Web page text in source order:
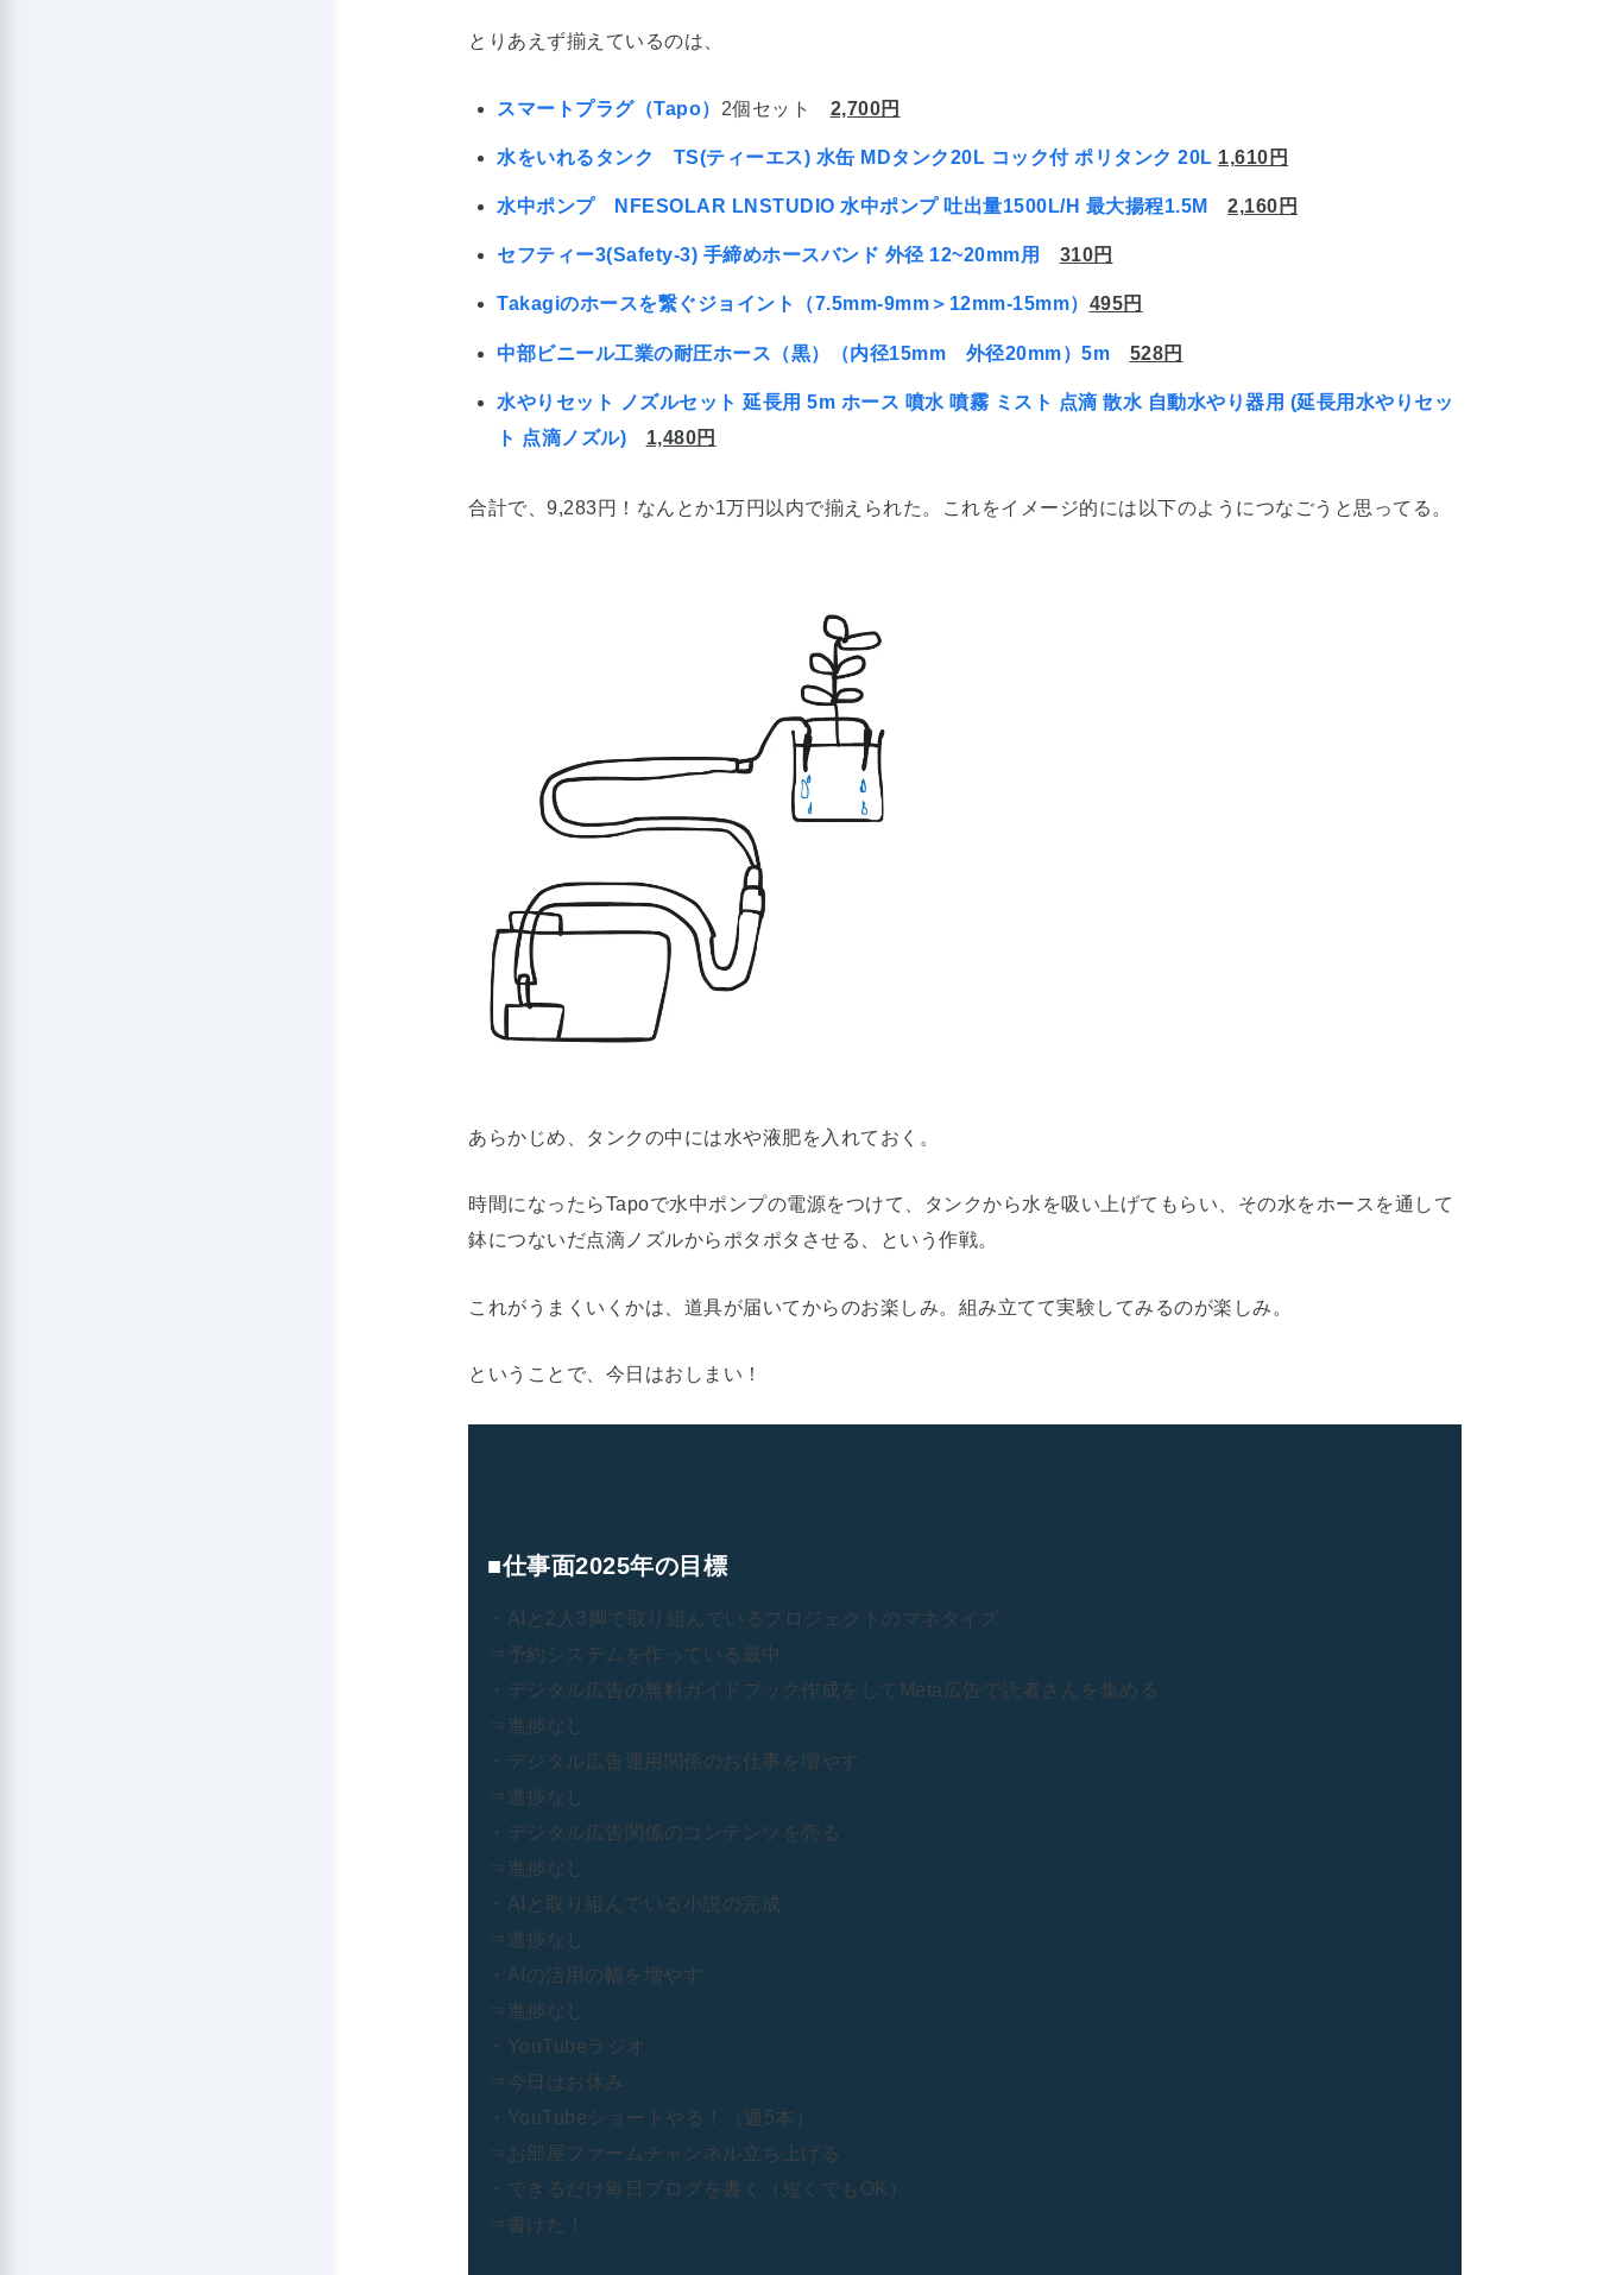
とりあえず揃えているのは、
スマートプラグ（Tapo） 2個セット 2,700円
水をいれるタンク TS(ティーエス) 水缶 MDタンク20L コック付 ポリタンク 20L 1,610円
水中ポンプ NFESOLAR LNSTUDIO 水中ポンプ 吐出量1500L/H 最大揚程1.5M 2,160円
セフティー3(Safety-3) 手締めホースバンド 外径 12~20mm用 310円
Takagiのホースを繋ぐジョイント（7.5mm-9mm＞12mm-15mm） 495円
中部ビニール工業の耐圧ホース（黒）（内径15mm 外径20mm）5m 528円
水やりセット ノズルセット 延長用 5m ホース 噴水 噴霧 ミスト 点滴 散水 自動水やり器用 (延長用水やりセッ
ト 点滴ノズル)
1,480円
合計で、9,283円！なんとか1万円以内で揃えられた。これをイメージ的には以下のようにつなごうと思ってる。
あらかじめ、タンクの中には水や液肥を入れておく。
時間になったらTapoで水中ポンプの電源をつけて、タンクから水を吸い上げてもらい、その水をホースを通して
鉢につないだ点滴ノズルからポタポタさせる、という作戦。
これがうまくいくかは、道具が届いてからのお楽しみ。組み立てて実験してみるのが楽しみ。
ということで、今日はおしまい！
■仕事面2025年の目標
・AIと2人3脚で取り組んでいるプロジェクトのマネタイズ
⇒予約システムを作っている最中
・デジタル広告の無料ガイドブック作成をしてMeta広告で読者さんを集める
⇒進捗なし
・デジタル広告運用関係のお仕事を増やす
⇒進捗なし
・デジタル広告関係のコンテンツを売る
⇒進捗なし
・AIと取り組んでいる小説の完成
⇒進捗なし
・AIの活用の幅を増やす
⇒進捗なし
・YouTubeラジオ
⇒今日はお休み
・YouTubeショートやる！（週5本）
⇒お部屋ファームチャンネル立ち上げる
・できるだけ毎日ブログを書く（短くでもOK）
⇒書けた！